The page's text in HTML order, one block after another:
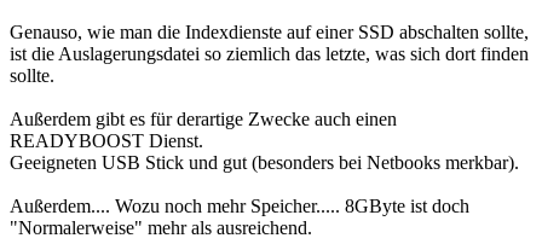
Genauso, wie man die Indexdienste auf einer SSD abschalten sollte,
ist die Auslagerungsdatei so ziemlich das letzte, was sich dort finden
sollte.
Außerdem gibt es für derartige Zwecke auch einen
READYBOOST Dienst.
Geeigneten USB Stick und gut (besonders bei Netbooks merkbar).
Außerdem.... Wozu noch mehr Speicher..... 8GByte ist doch
"Normalerweise" mehr als ausreichend.